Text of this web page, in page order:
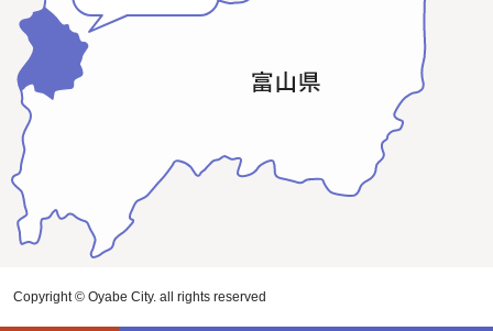
Copyright © Oyabe City. all rights reserved